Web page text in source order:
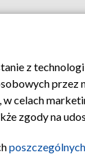
z
przez
, w celach
zgody na